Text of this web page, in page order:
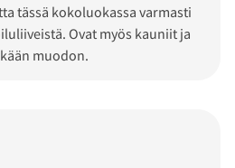
tässä kokoluokassa varmasti
Ovat myös kauniit ja
muodon.